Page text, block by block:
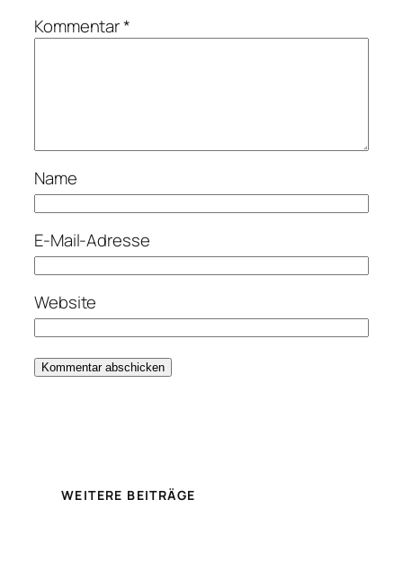
Kommentar*
Name
E-Mail-Adresse
Website
WEITERE BEITRÄGE